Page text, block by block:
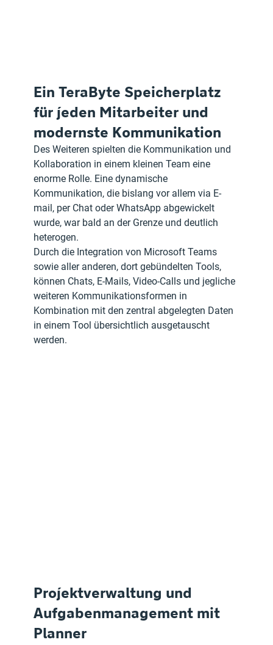
Ein TeraByte Speicherplatz
für jeden Mitarbeiter und
modernste Kommunikation
Des Weiteren spielten die Kommunikation und
Kollaboration in einem kleinen Team eine
enorme Rolle. Eine dynamische
Kommunikation, die bislang vor allem via E-
mail, per Chat oder WhatsApp abgewickelt
wurde, war bald an der Grenze und deutlich
heterogen.
Durch die Integration von Microsoft Teams
sowie aller anderen, dort gebündelten Tools,
können Chats, E-Mails, Video-Calls und jegliche
weiteren Kommunikationsformen in
Kombination mit den zentral abgelegten Daten
in einem Tool übersichtlich ausgetauscht
werden.
Projektverwaltung und
Aufgabenmanagement mit
Planner